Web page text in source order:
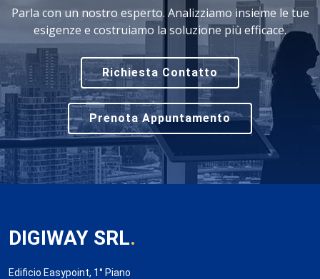
Parla con un nostro esperto. Analizziamo insieme le tue
esigenze e costruiamo la soluzione più efficace.
Richiesta Contatto
Prenota Appuntamento
DIGIWAY SRL.
Edificio Easypoint, 1° Piano